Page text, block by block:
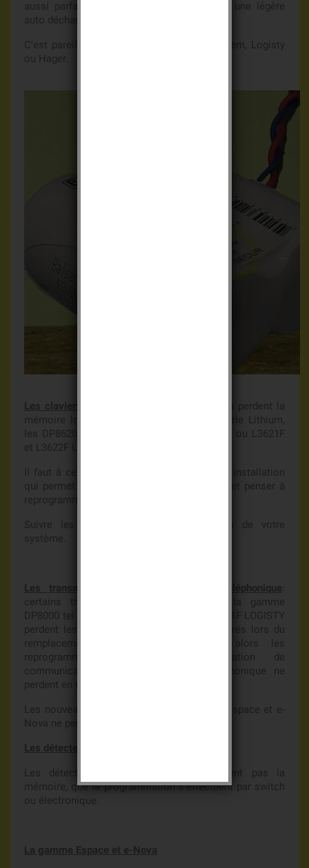
aussi parfaitement en 2027 ou 2028, avec une légère
auto décharge.
C'est pareil avec les bateries d'origine Daitem, Logisty
ou Hager.
Les claviers de commande
: certains claviers perdent la
mémoire lors du remplacement de la batterie Lithium,
les DP8620x, Dp8621x, ou DP8622x DAITEM ou L3621F
et L3622F LOGISTY par exemple.
Il faut à ce moment reprogrammer le code installation
qui permet l'apprentissage à votre centrale et penser à
reprogrammer votre code maitre.
Suivre les procédures de programmation de votre
système.
Les transmetteurs et communicateurs téléphonique
certains transmetteurs téléphonique de la gamme
DP8000 tel que le DP8411x DAITEM ou L3411F LOGISTY
perdent les numéros de téléphone enregistrés lors du
remplacement des batteries, il faut alors les
reprogrammer, les nouvelles génération de
communicateur et de transmetteur téléphonique ne
perdent en général plus la mémoire.
Les nouveaux transmetteurs de la gamme Espace et e-
Nova ne perdent pas la mémoire.
Les détecteurs de mouvements
Les détecteurs de mouvement ne perdent pas la
mémoire, que la programmation s’effectuent par switch
ou électronique.
La gamme Espace et e-Nova